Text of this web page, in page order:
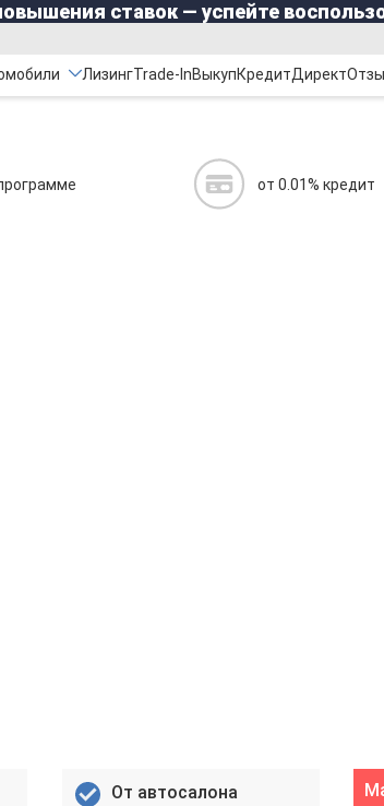
ставок — успейте
ЛизингTrade-InВыкупКредитДирект
от 0.01% кредит
От автосалона